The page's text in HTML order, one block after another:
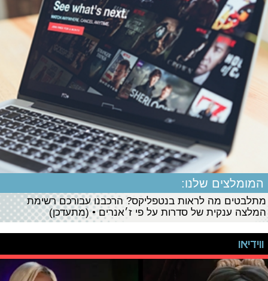
המומלצים שלנו:
מתלבטים מה לראות בנטפליקס? הרכבנו עבורכם רשימת
המלצה ענקית של סדרות על פי ז׳אנרים • (מתעדכן)
ווידיאו